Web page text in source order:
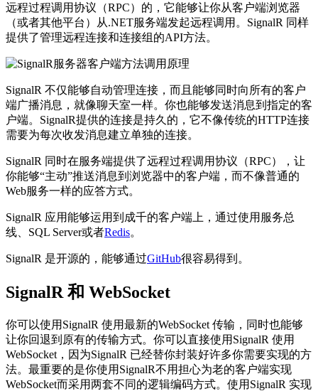
远程过程调用协议（RPC）的，它能够让你从客户端浏览器
（或者其他平台）从.NET服务端发起远程调用。SignalR 同样
提供了管理远程连接和连接组的API方法。
SignalR 不仅能够自动管理连接，而且能够同时向所有的客户
端广播消息，就像聊天室一样。你也能够发送消息到指定的客
户端。SignalR提供的连接是持久的，它不像传统的HTTP连接
需要为每次收发消息建立单独的连接。
SignalR 同时在服务端提供了远程过程调用协议（RPC），让
你能够“主动”推送消息到浏览器中的客户端，而不像普通的
Web服务一样的应答方式。
SignalR 应用能够运用到成千的客户端上，通过使用服务总
线、SQL Server或者Redis。
SignalR 是开源的，能够通过GitHub很容易得到。
SignalR 和 WebSocket
你可以使用SignalR 使用最新的WebSocket 传输，同时也能够
让你回退到原有的传输方式。你可以直接使用SignalR 使用
WebSocket，因为SignalR 已经替你封装好许多你需要实现的方
法。最重要的是你使用SignalR不用担心为老的客户端实现
WebSocket而采用两套不同的逻辑编码方式。使用SignalR 实现